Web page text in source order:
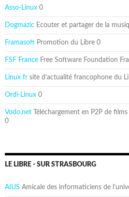
Asso-Linux 0
Dogmazic Ecouter et partager de la
Framasoft Promotion du Libre 0
FSF France Free Software Foundation
Linux fr site d’actualité francophone du
Ordi-Linux 0
Vodo.net Téléchargement en P2P de
0
LE LIBRE - SUR STRASBOURG
AIUS Amicale des informaticiens de